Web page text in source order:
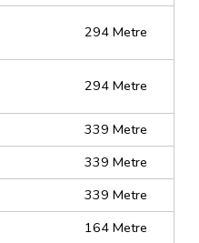
294 Metre
294 Metre
339 Metre
339 Metre
339 Metre
164 Metre